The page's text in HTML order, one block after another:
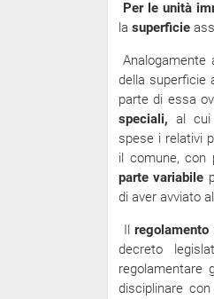
Per le unità
la superficie
Analogamente
della superficie
parte di essa
speciali, al cui
spese i relativi
il comune, con
parte variabile
di aver avviato al
Ilregolamento
decreto
regolamentare
disciplinare